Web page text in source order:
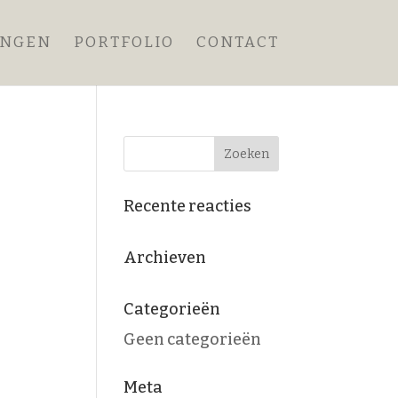
PORTFOLIO CONTACT
Recente reacties
Archieven
Categorieën
Geen categorieën
Meta